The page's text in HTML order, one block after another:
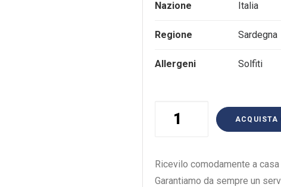
Nazione Italia
Regione Sardegna
Allergeni Solfiti
COSTAMOLINO
375ML
quantità
ACQUISTA
Ricevilo comodamente a
Garantiamo da sempre un